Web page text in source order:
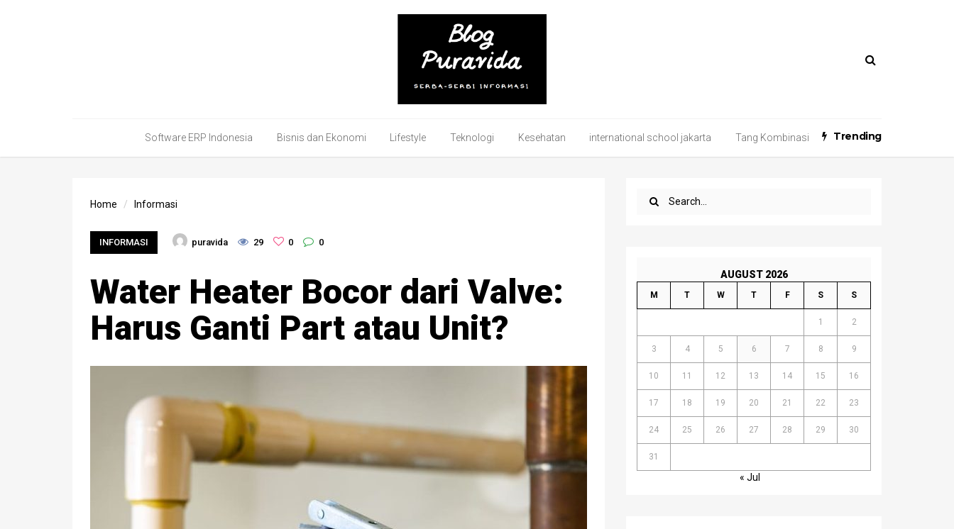
Software ERP Indonesia Bisnis dan Ekonomi Lifestyle Teknologi Kesehatan international school jakarta Tang Kombinasi Trending
AUGUST 2026
M T W T F S S
1 2
3 4 5 6 7 8 9
10 11 12 13 14 15 16
17 18 19 20 21 22 23
24 25 26 27 28 29 30
31
« Jul
Home Informasi
INFORMASI puravida 29 0 0
Water Heater Bocor dari Valve:
Harus Ganti Part atau Unit?